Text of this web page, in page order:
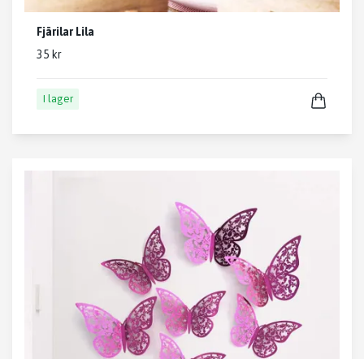
Fjärilar Lila
35 kr
I lager